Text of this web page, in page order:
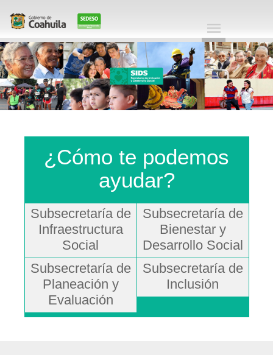
¿Cómo te podemos
ayudar?
Subsecretaría de
Infraestructura
Social
Subsecretaría de
Bienestar y
Desarrollo Social
Subsecretaría de
Planeación y
Evaluación
Subsecretaría de
Inclusión